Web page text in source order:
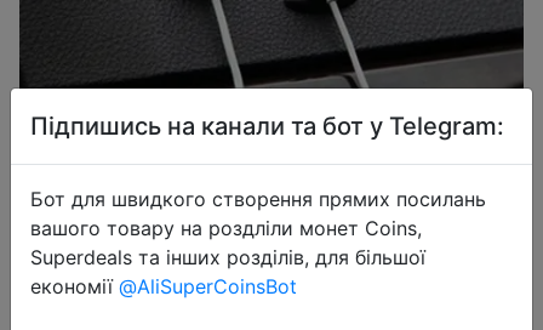
Підпишись на канали та бот у Telegram:
Бот для швидкого створення прямих посилань
вашого товару на роздліли монет Coins,
Superdeals та інших розділів, для більшої
економії @AliSuperCoinsBot